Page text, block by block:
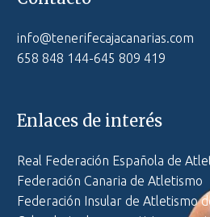
info@tenerifecajacanarias.com
658 848 144-645 809 419
Enlaces de interés
Real Federación Española de
Federación Canaria de Atletismo
Federación Insular de Atletismo